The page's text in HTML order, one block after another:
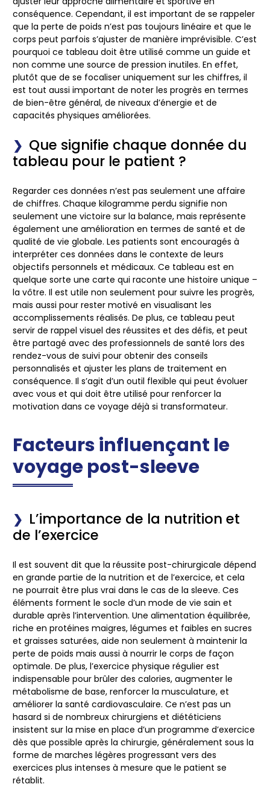
conséquence. Cependant, il est important de se rappeler
que la perte de poids n’est pas toujours linéaire et que le
corps peut parfois s’ajuster de manière imprévisible. C’est
pourquoi ce tableau doit être utilisé comme un guide et
non comme une source de pression inutiles. En effet,
plutôt que de se focaliser uniquement sur les chiffres, il
est tout aussi important de noter les progrès en termes
de bien-être général, de niveaux d’énergie et de
capacités physiques améliorées.
Que signifie chaque donnée du
tableau pour le patient ?
Regarder ces données n’est pas seulement une affaire
de chiffres. Chaque kilogramme perdu signifie non
seulement une victoire sur la balance, mais représente
également une amélioration en termes de santé et de
qualité de vie globale. Les patients sont encouragés à
interpréter ces données dans le contexte de leurs
objectifs personnels et médicaux. Ce tableau est en
quelque sorte une carte qui raconte une histoire unique –
la vôtre. Il est utile non seulement pour suivre les progrès,
mais aussi pour rester motivé en visualisant les
accomplissements réalisés. De plus, ce tableau peut
servir de rappel visuel des réussites et des défis, et peut
être partagé avec des professionnels de santé lors des
rendez-vous de suivi pour obtenir des conseils
personnalisés et ajuster les plans de traitement en
conséquence. Il s’agit d’un outil flexible qui peut évoluer
avec vous et qui doit être utilisé pour renforcer la
motivation dans ce voyage déjà si transformateur.
Facteurs influençant le
voyage post-sleeve
L’importance de la nutrition et
de l’exercice
Il est souvent dit que la réussite post-chirurgicale dépend
en grande partie de la nutrition et de l’exercice, et cela
ne pourrait être plus vrai dans le cas de la sleeve. Ces
éléments forment le socle d’un mode de vie sain et
durable après l’intervention. Une alimentation équilibrée,
riche en protéines maigres, légumes et faibles en sucres
et graisses saturées, aide non seulement à maintenir la
perte de poids mais aussi à nourrir le corps de façon
optimale. De plus, l’exercice physique régulier est
indispensable pour brûler des calories, augmenter le
métabolisme de base, renforcer la musculature, et
améliorer la santé cardiovasculaire. Ce n’est pas un
hasard si de nombreux chirurgiens et diététiciens
insistent sur la mise en place d’un programme d’exercice
dès que possible après la chirurgie, généralement sous la
forme de marches légères progressant vers des
exercices plus intenses à mesure que le patient se
rétablit.